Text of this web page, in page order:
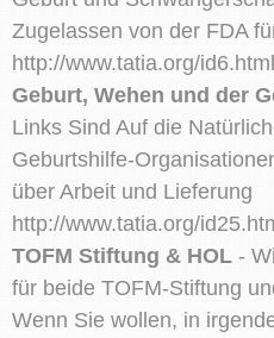
Zugelassen von der FDA
http://www.tatia.org/id6.html
Geburt, Wehen und der
Links Sind Auf die
Geburtshilfe-
über Arbeit und Lieferung
http://www.tatia.org/
TOFM Stiftung & HOL -
für beide TOFM-Stiftung
Wenn Sie wollen, in